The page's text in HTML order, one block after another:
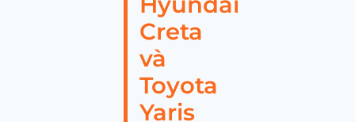
Creta
và
Toyota
Yaris